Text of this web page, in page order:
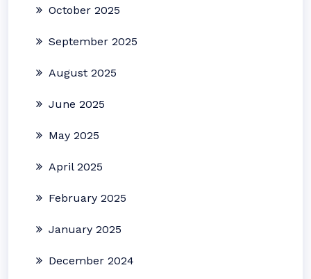
October 2025
September 2025
August 2025
June 2025
May 2025
April 2025
February 2025
January 2025
December 2024